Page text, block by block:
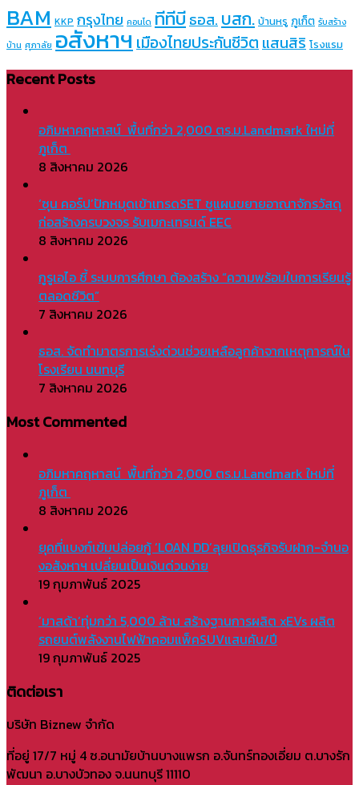
BAM KKP กรุงไทย คอนโด ทีทีบีธอส. บสก. บ้านหรู ภูเก็ต รับสร้าง
บ้าน ศุภาลัย อสังหาฯเมืองไทยประกันชีวิต แสนสิริ โรงแรม
Recent Posts
อภิมหาคฤหาสน์ พื้นที่กว่า 2,000 ตร.ม.Landmark ใหม่ที่
ภูเก็ต
8 สิงหาคม 2026
‘ซุน คอร์ป’ปักหมุดเข้าเทรดSET ชูแผนขยายอาณาจักรวัสดุ
ก่อสร้างครบวงจร รับเมกะเทรนด์ EEC
8 สิงหาคม 2026
กูรูเอไอ ชี้ ระบบการศึกษา ต้องสร้าง “ความพร้อมในการเรียนรู้
ตลอดชีวิต”
7 สิงหาคม 2026
ธอส. จัดทำมาตรการเร่งด่วนช่วยเหลือลูกค้าจากเหตุการณ์ใน
โรงเรียน นนทบุรี
7 สิงหาคม 2026
Most Commented
อภิมหาคฤหาสน์ พื้นที่กว่า 2,000 ตร.ม.Landmark ใหม่ที่
ภูเก็ต
8 สิงหาคม 2026
ยุคที่แบงก์เข้มปล่อยกู้ ‘LOAN DD’ลุยเปิดธุรกิจรับฝาก-จำนอ
งอสังหาฯ เปลี่ยนเป็นเงินด่วนง่าย
19 กุมภาพันธ์ 2025
‘มาสด้า’ทุ่มกว่า 5,000 ล้าน สร้างฐานการผลิต xEVs ผลิต
รถยนต์พลังงานไฟฟ้าคอมแพ็คSUVแสนคัน/ปี
19 กุมภาพันธ์ 2025
ติดต่อเรา
บริษัท Biznew จำกัด
ที่อยู่ 17/7 หมู่ 4 ซ.อนามัยบ้านบางแพรก อ.จันทร์ทองเอี่ยม ต.บางรัก
พัฒนา อ.บางบัวทอง จ.นนทบุรี 11110